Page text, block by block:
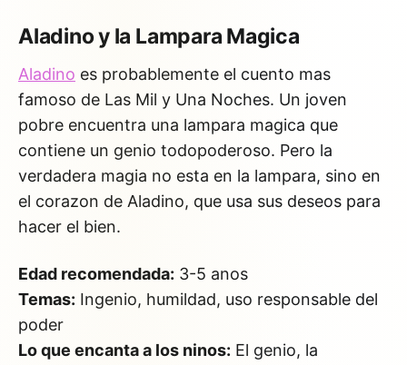
Aladino y la Lampara Magica
Aladino es probablemente el cuento mas
famoso de Las Mil y Una Noches. Un joven
pobre encuentra una lampara magica que
contiene un genio todopoderoso. Pero la
verdadera magia no esta en la lampara, sino en
el corazon de Aladino, que usa sus deseos para
hacer el bien.
Edad recomendada: 3-5 anos
Temas: Ingenio, humildad, uso responsable del
poder
Lo que encanta a los ninos: El genio, la